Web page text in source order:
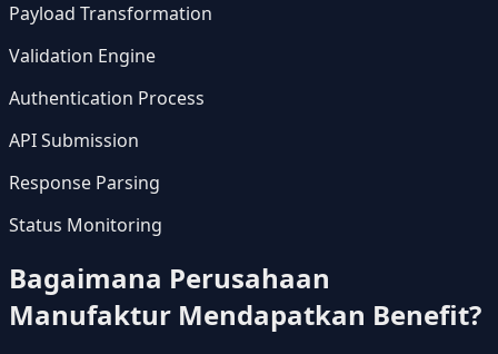
Payload Transformation
Validation Engine
Authentication Process
API Submission
Response Parsing
Status Monitoring
Bagaimana Perusahaan
Manufaktur Mendapatkan Benefit?